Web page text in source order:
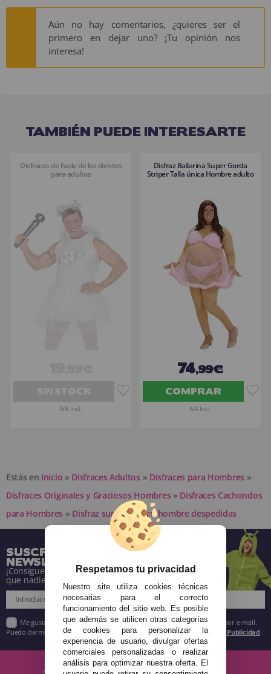
Aún no hay comentarios, ¿quieres ser el
primero en dejar uno? ¡Tu opinión nos
interesa!
TAMBIÉN PUEDE INTERESARTE
Disfraces de hada de los dientes
para adultos
IVA Incl.
Disfraz Bailarina Super Gorda
Striper Talla única Hombre adulto
74,99€
COMPRAR
IVA Incl.
Estás en Inicio » Disfraces Adultos » Disfraces para Hombres »
Disfraces Originales y Graciosos Hombres » Disfraces Cachondos
para Hombres » Disfraz sumiso negro hombre despedidas
SUSCRÍBETE A NUESTRA
NEWSLETTER
¡Consigue descuentos y entérate de todo antes
que nadie!
Me gustaría recibir descuentos exclusivos, novedades y tendencias por e-mail.
Puedo darme de baja cuando quiera según lo recogido en la Política de Publicidad .
Respetamos tu privacidad
Nuestro site utiliza cookies técnicas
necesarias para el correcto
funcionamiento del sitio web. Es posible
que además se utilicen otras categorías
de cookies para personalizar la
experiencia de usuario, divulgar ofertas
comerciales personalizadas o realizar
análisis para optimizar nuestra oferta. El